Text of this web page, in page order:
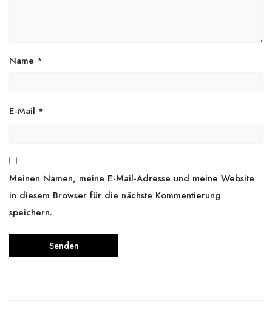
Name *
E-Mail *
Meinen Namen, meine E-Mail-Adresse und meine Website
in diesem Browser für die nächste Kommentierung
speichern.